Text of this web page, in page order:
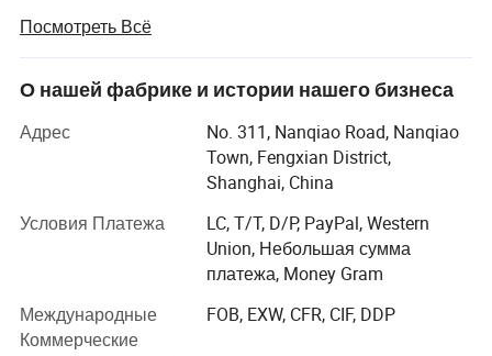
ACCP идеально подходит для лазерной резки, штамповки,
перфорации, сгибания, скручивания, обработка канавок и
других деталей из листового металла. .
Покрытие не выпадает, устойчив к погодным условиям,
устойчив к воздействию УФ-излучения и прочен.
Негорючие алюминиевые облицовочные материалы ACCP
широко используются в системах облицовки, фасадах,
* Негорючие, чистые металлические материалы, без
ПУПЫ, PCM, VCM, цельного алюминиевого листа,
гофрированного алюминиевого листа для кровли,
алюминиевой потолочной системы, системы
алюминиевых шпонок, Алюминиевая стержненая
панель, бытовая установка, грузовик и контейнер,
трансумер, упаковка продуктов питания и другие
продукты. Профессиональное научно-
исследовательское развитие, производство и
эксплуатация предприятий по производству
высококачественных цветных алюминиевых
покрытий. Наша продукция широко используется в
строительстве, строительных материалах, бытовой
Посмотреть Всё
О нашей фабрике и истории нашего бизнеса
Адрес
No. 311, Nanqiao Road, Nanqiao
Town, Fengxian District,
Shanghai, China
Условия Платежа
LC, T/T, D/P, PayPal, Western
Union, Небольшая сумма
платежа, Money Gram
Международные
Коммерческие
FOB, EXW, CFR, CIF, DDP